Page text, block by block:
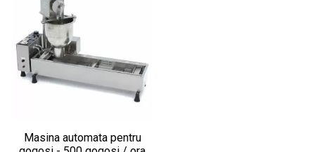
Masina automata pentru